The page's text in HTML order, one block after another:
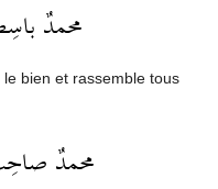
محمدٌ
bien et rassemble tous
محمدٌ